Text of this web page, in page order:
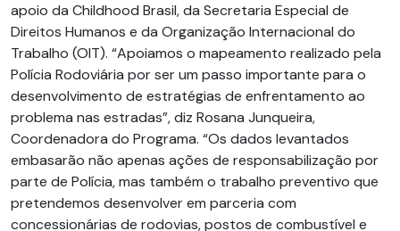
apoio da Childhood Brasil, da Secretaria Especial de
Direitos Humanos e da Organização Internacional do
Trabalho (OIT). “Apoiamos o mapeamento realizado pela
Polícia Rodoviária por ser um passo importante para o
desenvolvimento de estratégias de enfrentamento ao
problema nas estradas”, diz Rosana Junqueira,
Coordenadora do Programa. “Os dados levantados
embasarão não apenas ações de responsabilização por
parte de Polícia, mas também o trabalho preventivo que
pretendemos desenvolver em parceria com
concessionárias de rodovias, postos de combustível e